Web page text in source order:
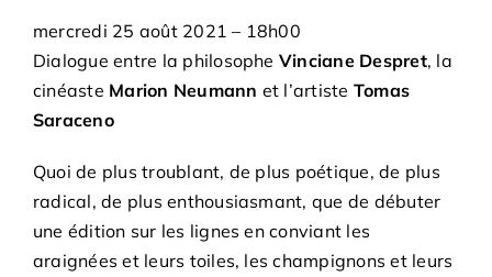
mercredi 25 août 2021 – 18h00
Dialogue entre la philosophe Vinciane Despret, la
cinéaste Marion Neumann et l’artiste Tomas
Saraceno
Quoi de plus troublant, de plus poétique, de plus
radical, de plus enthousiasmant, que de débuter
une édition sur les lignes en conviant les
araignées et leurs toiles, les champignons et leurs